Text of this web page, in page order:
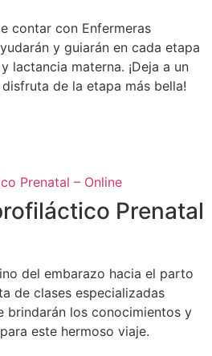
contar con Enfermeras
y guiarán en cada etapa
lactancia materna. ¡Deja a un
de la etapa más bella!
Prenatal
del embarazo hacia el parto
de clases especializadas
brindarán los conocimientos y
este hermoso viaje.